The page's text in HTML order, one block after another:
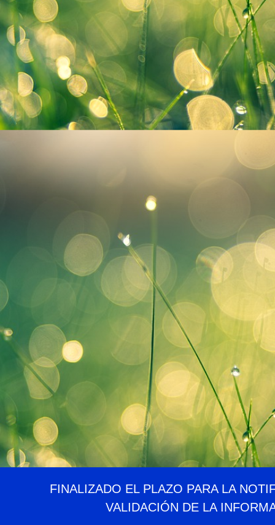
FINALIZADO EL PLAZO PARA LA
VALIDACIÓN DE LA